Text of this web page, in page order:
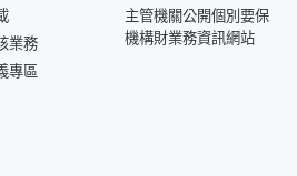
業務
專區
主管機關公開個別要保
機構財業務資訊網站